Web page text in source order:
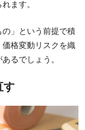
ます。
」という前提で積
格変動リスクを織
るでしょう。
す